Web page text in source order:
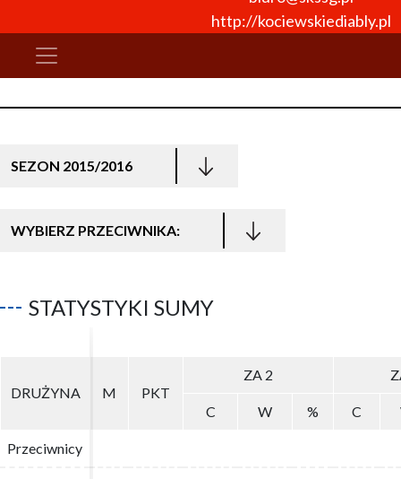
http://kociewskiediably.pl
SEZON 2015/2016
WYBIERZ PRZECIWNIKA:
STATYSTYKI SUMY
DRUŻYNA M PKT
ZA 2
C W % C
Przeciwnicy
DRUŻYNA M PKT
ZA 2
C W % C
Przeciwnicy